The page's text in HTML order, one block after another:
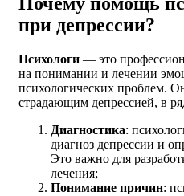
при депрессии?
Психологи — это
на понимании и лечении
психологических проблем.
страдающим депрессией, в
Диагностика:
диагноз депрессии и
Это важно для
лечения;
Понимание причин: